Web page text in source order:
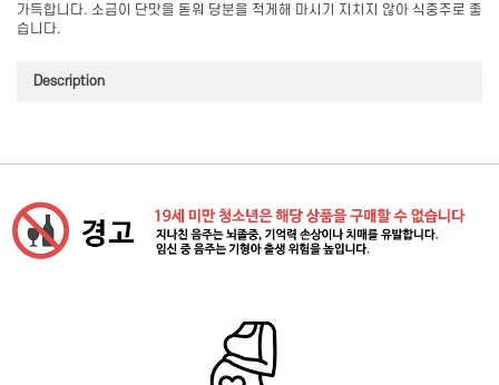
가득합니다. 소금이 단맛을 돋워 당분을 적게해 마시기 지치지 않아 식중주로 좋
습니다.
Description